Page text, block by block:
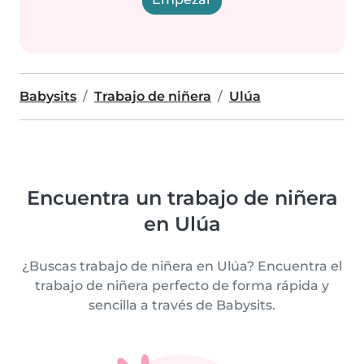
Babysits Trabajo de niñera Ulúa
Encuentra un trabajo de niñera
en Ulúa
¿Buscas trabajo de niñera en Ulúa? Encuentra el
trabajo de niñera perfecto de forma rápida y
sencilla a través de Babysits.